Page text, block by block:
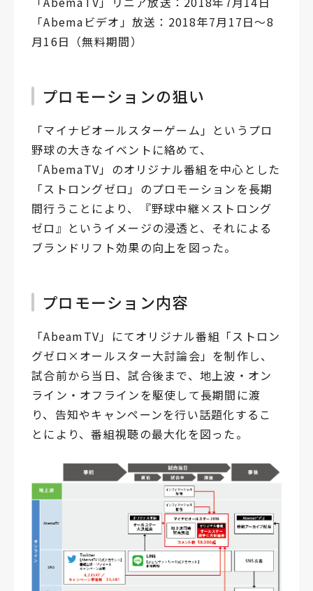
「Abemaビデオ」放送：2018年7月17日～8
月16日（無料期間）
プロモーションの狙い
「マイナビオールスターゲーム」というプロ
野球の大きなイベントに絡めて、
「AbemaTV」のオリジナル番組を中心とした
「ストロングゼロ」のプロモーションを長期
間行うことにより、『野球中継×ストロング
ゼロ』というイメージの浸透と、それによる
ブランドリフト効果の向上を図った。
プロモーション内容
「AbeamTV」にてオリジナル番組「ストロン
グゼロ×オールスター大討論会」を制作し、
試合前から当日、試合後まで、地上波・オン
ライン・オフラインを駆使して長期間に渡
り、告知やキャンペーンを行い話題化するこ
とにより、番組視聴の最大化を図った。